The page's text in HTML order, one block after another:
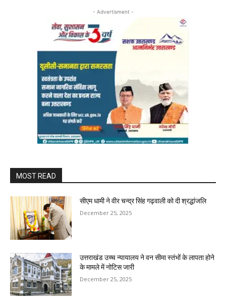
- Advertisment -
MOST READ
सीएम धामी ने वीर चन्द्र सिंह गढ़वाली को दी श्रद्धांजलि
December 25, 2025
उत्तराखंड उच्च न्यायालय ने वन सीमा स्तंभों के लापता होने
के मामले में नोटिस जारी
December 25, 2025